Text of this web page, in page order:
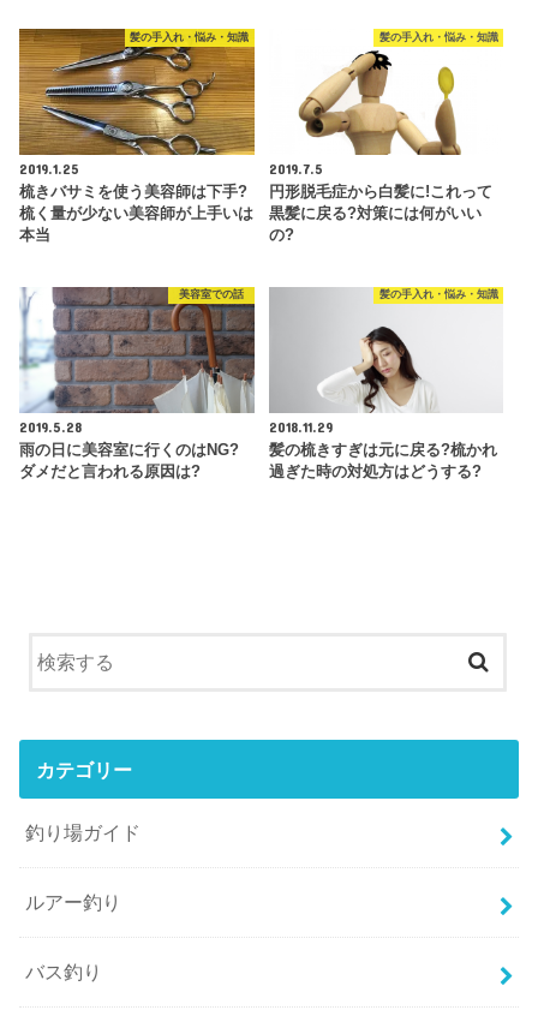
髪の手入れ・悩み・知識
2019.1.25
梳きバサミを使う美容師は下手?
梳く量が少ない美容師が上手いは
本当
髪の手入れ・悩み・知識
2019.7.5
円形脱毛症から白髪に!これって
黒髪に戻る?対策には何がいい
の?
美容室での話
2019.5.28
雨の日に美容室に行くのはNG?
ダメだと言われる原因は?
髪の手入れ・悩み・知識
2018.11.29
髪の梳きすぎは元に戻る?梳かれ
過ぎた時の対処方はどうする?
カテゴリー
釣り場ガイド
ルアー釣り
バス釣り